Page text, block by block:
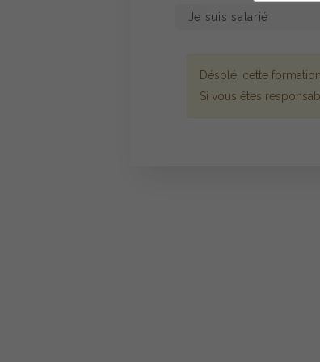
Désolé, cette
Si vous êtes